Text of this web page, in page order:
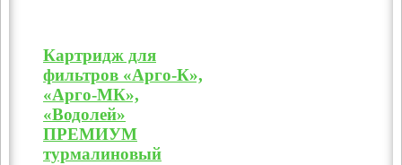
Картридж для
фильтров «Арго-К»,
«Арго-МК»,
«Водолей»
ПРЕМИУМ
турмалиновый